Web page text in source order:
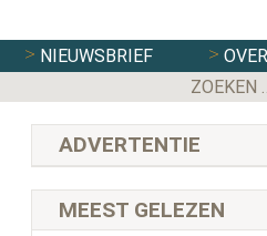
NIEUWSBRIEF
ADVERTENTIE
MEEST GELEZEN